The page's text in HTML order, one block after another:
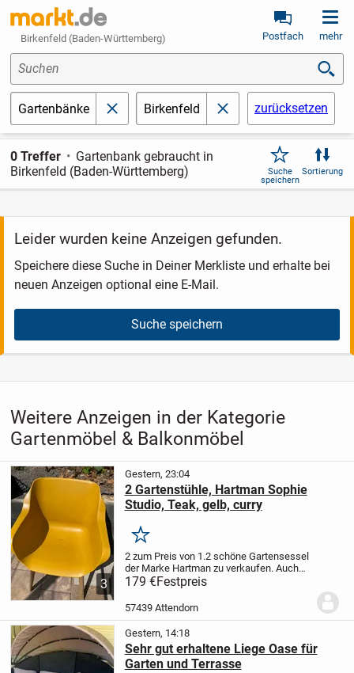
Birkenfeld (Baden-Württemberg) Postfach mehr
Suchen
Gartenbänke schließenBirkenfeld schließenzurücksetzen
0 Treffer
Gartenbank gebraucht in
Birkenfeld (Baden-Württemberg)
Suche
speichern
Sortierung
Leider wurden keine Anzeigen gefunden.
Speichere diese Suche in Deiner Merkliste und erhalte bei
neuen Anzeigen optional eine E-Mail.
Suche speichern
Weitere Anzeigen in der Kategorie
Gartenmöbel & Balkonmöbel
3
Gestern, 23:04
2 Gartenstühle, Hartman Sophie
Studio, Teak, gelb, curry
Merken
2 zum Preis von 1.2 schöne Gartensessel
der Marke Hartman zu verkaufen. Auch
einzeln abzugeben. Insgesamt sind 4
Stück vorhanden.
Rechnung vorhanden.
179 €Festpreis
57439 Attendorn
Gestern, 14:18
Sehr gut erhaltene Liege Oase für
Garten und Terrasse